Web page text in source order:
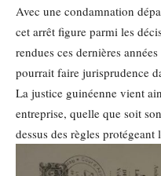
Avec une condamnation
cet arrêt figure parmi les
rendues ces dernières
pourrait faire jurisprudence
La justice guinéenne vient
entreprise, quelle que soit
dessus des règles protégeant